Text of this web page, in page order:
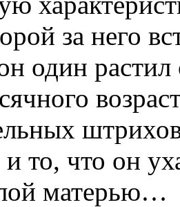
за него
один растил
то, что он
матерью…